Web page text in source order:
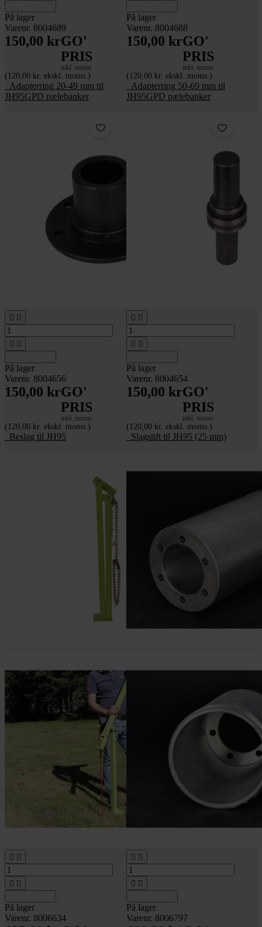
På lager
Varenr. 8004689
150,00 krGO'
PRIS
inkl. moms
(120,00 kr. ekskl. moms.)
_Adapterring 20-49 mm til
JH95GPD pælebanker
På lager
Varenr. 8004688
150,00 krGO'
PRIS
inkl. moms
(120,00 kr. ekskl. moms.)
_Adapterring 50-69 mm til
JH95GPD pælebanker
 
 
På lager
Varenr. 8004656
150,00 krGO'
PRIS
inkl. moms
(120,00 kr. ekskl. moms.)
_Beslag til JH95
 
 
På lager
Varenr. 8004654
150,00 krGO'
PRIS
inkl. moms
(120,00 kr. ekskl. moms.)
_Slagstift til JH95 (25 mm)
 
 
På lager
Varenr. 8006634
 
 
På lager
Varenr. 8006797